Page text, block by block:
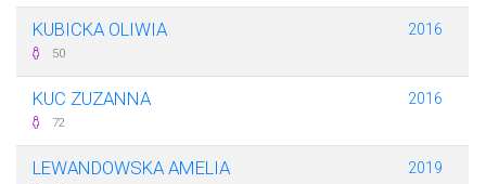
KUBICKA OLIWIA
50
2016
KUC ZUZANNA
72
2016
LEWANDOWSKA AMELIA 2019